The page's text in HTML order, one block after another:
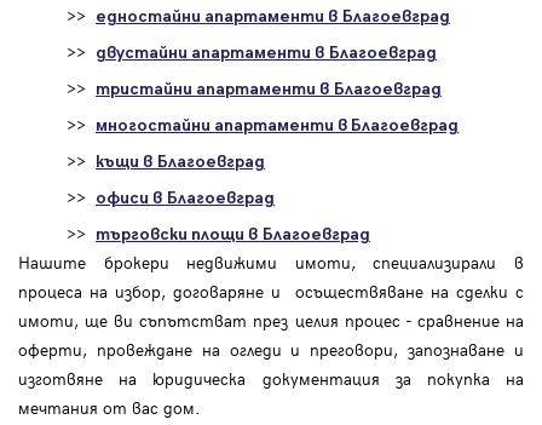
>> едностайни апартаменти в Благоевград
>> двустайни апартаменти в Благоевград
>> тристайни апартаменти в Благоевград
>> многостайни апартаменти в Благоевград
>> къщи в Благоевград
>> офиси в Благоевград
>> търговски площи в Благоевград
Нашите брокери недвижими имоти, специализирали в
процеса на избор, договаряне и осъществяване на сделки с
имоти, ще ви съпътстват през целия процес - сравнение на
оферти, провеждане на огледи и преговори, запознаване и
изготвяне на юридическа документация за покупка на
мечтания от вас дом.